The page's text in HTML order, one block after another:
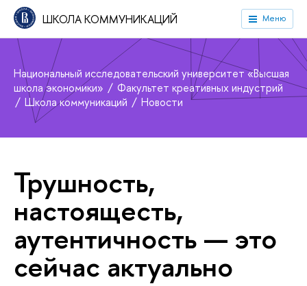
ШКОЛА КОММУНИКАЦИЙ Меню
Национальный исследовательский университет «Высшая
школа экономики»
Факультет креативных индустрий
Школа коммуникаций
Новости
Трушность,
настоящесть,
аутентичность — это
сейчас актуально